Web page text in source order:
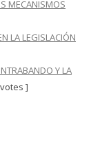
MECANISMOS
LA LEGISLACIÓN
Y LA
]